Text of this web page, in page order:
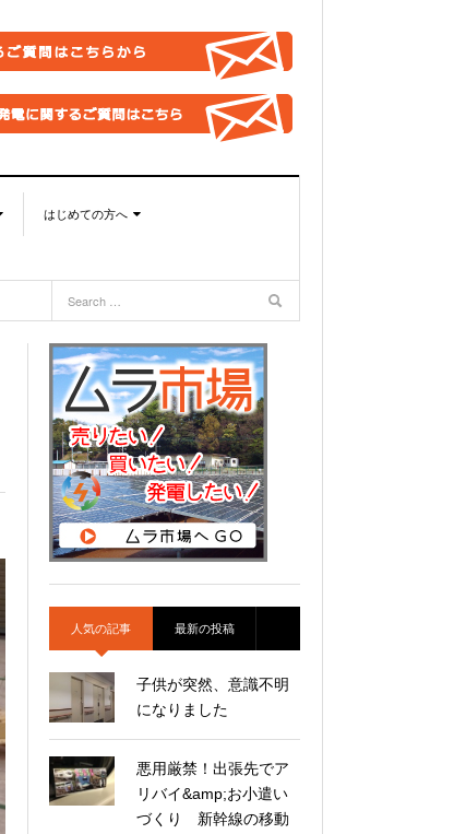
はじめての方へ
太陽光発電ムラの目指すこと
人気の記事 最新の投稿
子供が突然、意識不明
になりました
悪用厳禁！出張先でア
リバイ&amp;お小遣い
づくり 新幹線の移動